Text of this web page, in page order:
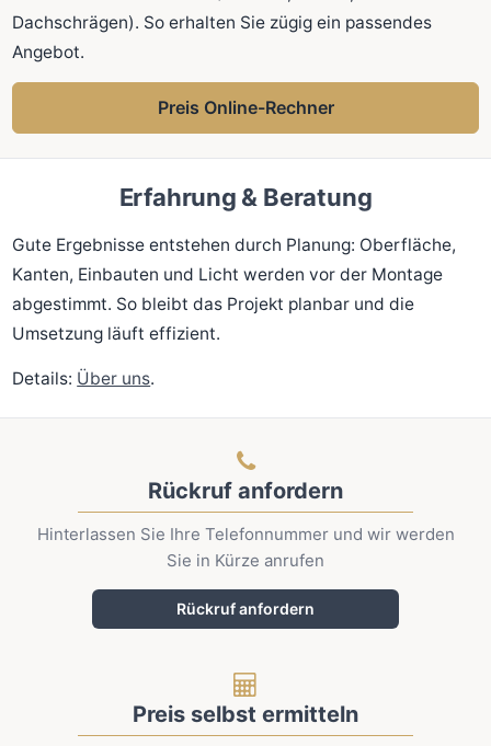
Dachschrägen). So erhalten Sie zügig ein passendes
Angebot.
Preis Online-Rechner
Erfahrung & Beratung
Gute Ergebnisse entstehen durch Planung: Oberfläche,
Kanten, Einbauten und Licht werden vor der Montage
abgestimmt. So bleibt das Projekt planbar und die
Umsetzung läuft effizient.
Details: Über uns.
Rückruf anfordern
Hinterlassen Sie Ihre Telefonnummer und wir werden
Sie in Kürze anrufen
Rückruf anfordern
Preis selbst ermitteln